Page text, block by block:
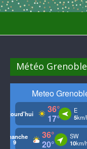
Météo Grenoble